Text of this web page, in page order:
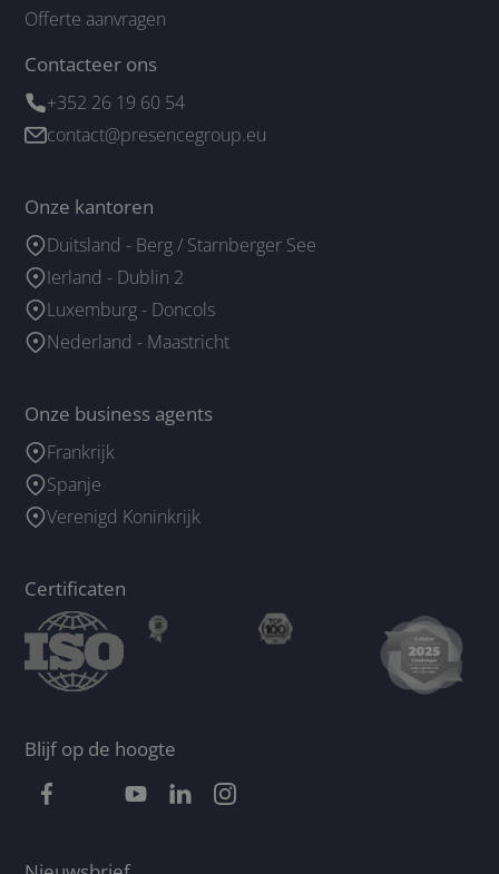
Offerte aanvragen
Contacteer ons
+352 26 19 60 54
contact@presencegroup.eu
Onze kantoren
Duitsland - Berg / Starnberger See
Ierland - Dublin 2
Luxemburg - Doncols
Nederland - Maastricht
Onze business agents
Frankrijk
Spanje
Verenigd Koninkrijk
Certificaten
Blijf op de hoogte